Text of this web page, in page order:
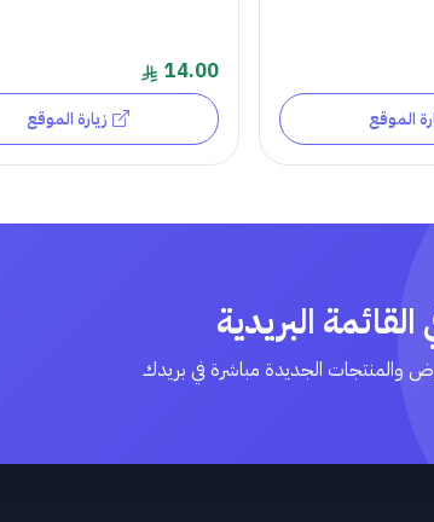
الموقع
14.00
زيارة الموقع
البريدية
والمنتجات الجديدة مباشرة في بريدك